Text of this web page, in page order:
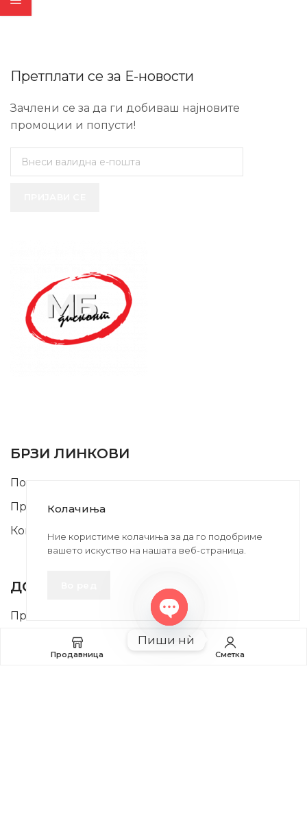
Претплати се за Е-новости
Зачлени се за да ги добиваш најновите
промоции и попусти!
БРЗИ ЛИНКОВИ
Почетна
Производи
Контакт
ДОБРО Е ДА ЗНАЕТЕ
Правила и Услови
Плаќање и Поврат на Средства
Продавница Сметка
Колачиња
Ние користиме колачиња за да го подобриме
вашето искуство на нашата веб-страница.
Пиши нѝ
Open
chaty